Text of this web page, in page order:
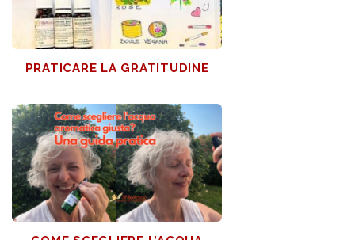
PRATICARE LA GRATITUDINE